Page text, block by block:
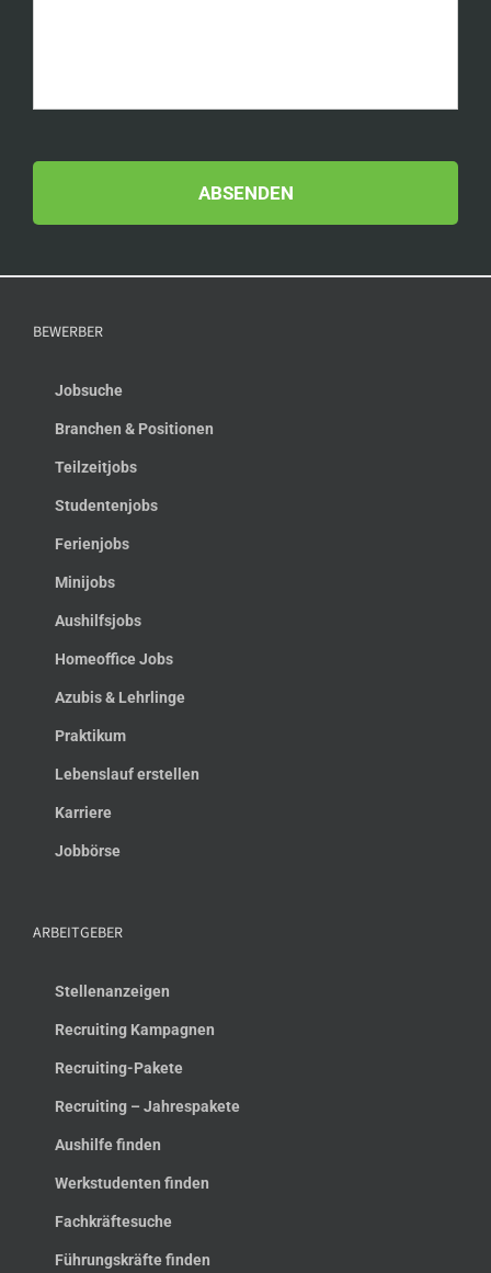
BEWERBER
Jobsuche
Branchen & Positionen
Teilzeitjobs
Studentenjobs
Ferienjobs
Minijobs
Aushilfsjobs
Homeoffice Jobs
Azubis & Lehrlinge
Praktikum
Lebenslauf erstellen
Karriere
Jobbörse
ARBEITGEBER
Stellenanzeigen
Recruiting Kampagnen
Recruiting-Pakete
Recruiting – Jahrespakete
Aushilfe finden
Werkstudenten finden
Fachkräftesuche
Führungskräfte finden